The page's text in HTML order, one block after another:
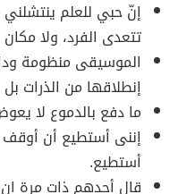
إنّ حبي للعلم
تتعدى الفرد، ولا
الموسيقى منظومة
إنطلاقها من الذرات
ما دفع بالدموع لا
إننى أستطيع أن أوقف
أستطيع.
قال أحدهم ذات مرة ان